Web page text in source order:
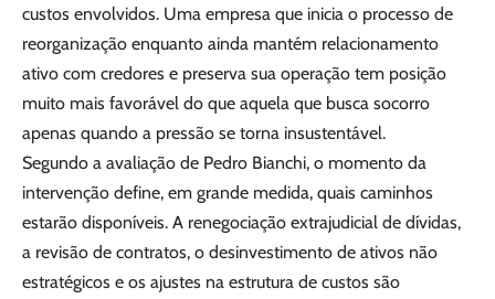
custos envolvidos. Uma empresa que inicia o processo de
reorganização enquanto ainda mantém relacionamento
ativo com credores e preserva sua operação tem posição
muito mais favorável do que aquela que busca socorro
apenas quando a pressão se torna insustentável.
Segundo a avaliação de Pedro Bianchi, o momento da
intervenção define, em grande medida, quais caminhos
estarão disponíveis. A renegociação extrajudicial de dívidas,
a revisão de contratos, o desinvestimento de ativos não
estratégicos e os ajustes na estrutura de custos são